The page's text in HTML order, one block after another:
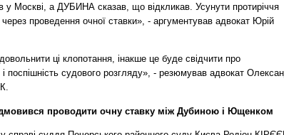
у Москві, а ДУБИНА сказав, що відкликав. Усунути протиріччя
проведення очної ставки», - аргументував адвокат Юрій
ці клопотання, інакше це буде свідчити про
і поспішність судового розгляду», - резюмував адвокат
проводити очну ставку між Дубиною і Ющенком